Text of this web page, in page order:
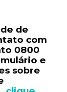
de
com
0800
e
sobre